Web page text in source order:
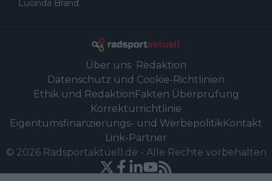
Lucinda Brand
Über uns Redaktion
Datenschutz und Cookie-Richtlinien
Ethik und RedaktionFakten Überprüfung
Korrekturrichtlinie
Eigentumsfinanzierungs- und WerbepolitikKontakt
Link-Partner
© 2026 Radsportaktuell.de - Alle Rechte vorbehalten